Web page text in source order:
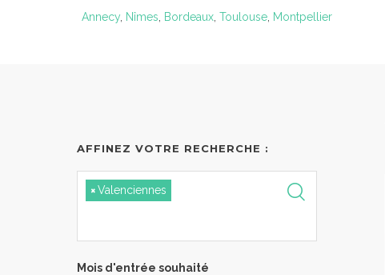
Annecy, Nîmes Bordeaux Toulouse Montpellier
AFFINEZ VOTRE RECHERCHE :
×Valenciennes
Mois d'entrée souhaité